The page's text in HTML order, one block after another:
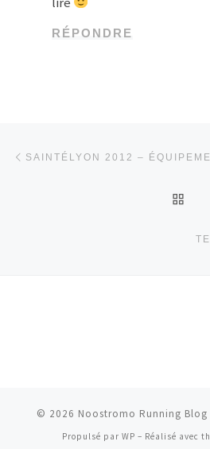
RÉPONDRE
SAINTÉLYON 2012 –
© 2026 Noostromo Running Blog
Propulsé par WP – Réalisé avec